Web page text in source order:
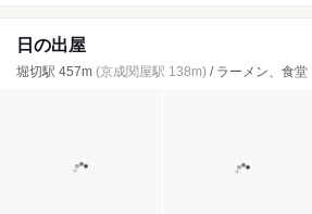
日の出屋
堀切駅 457m (京成関屋駅 138m) / ラーメン、食堂